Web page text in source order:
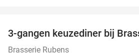
3-gangen keuzediner bij
Brasserie Rubens